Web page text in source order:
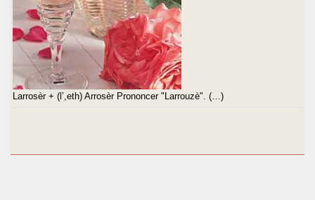
Larrosèr + (l’,eth) Arrosèr Prononcer "Larrouzè". (…)